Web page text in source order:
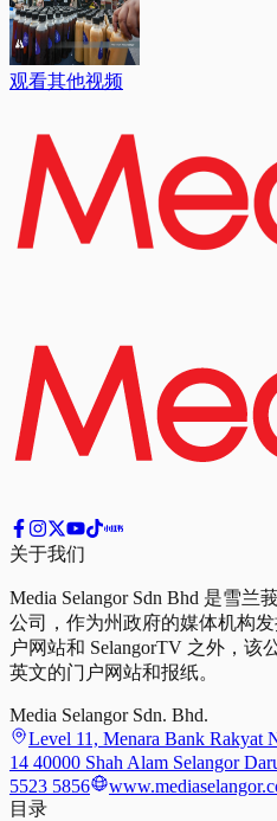
观看其他视频
关于我们
Media Selangor Sdn Bhd 是雪
公司，作为州政府的媒体机构发
户网站和 SelangorTV 之外，该
英文的门户网站和报纸。
Media Selangor Sdn. Bhd.
Level 11, Menara Bank Rakyat
14 40000 Shah Alam Selangor
5523 5856
目录